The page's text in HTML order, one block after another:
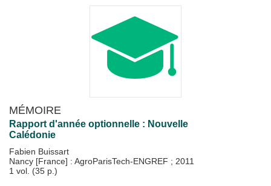
MÉMOIRE
Rapport d'année optionnelle : Nouvelle
Calédonie
Fabien Buissart
Nancy [France] : AgroParisTech-ENGREF ; 2011
1 vol. (35 p.)